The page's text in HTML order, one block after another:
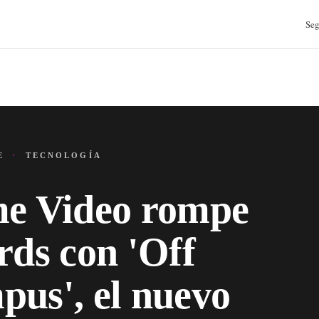
· TECNOLOGÍA
Video rompe
con 'Off
el nuevo